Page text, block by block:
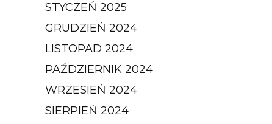
STYCZEŃ 2025
GRUDZIEŃ 2024
LISTOPAD 2024
PAŹDZIERNIK 2024
WRZESIEŃ 2024
SIERPIEŃ 2024